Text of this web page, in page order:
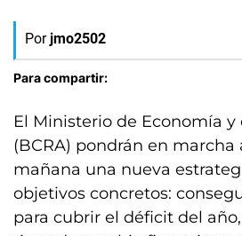
Por jmo2502
Para compartir:
El Ministerio de Economía y
(BCRA) pondrán en marcha
mañana una nueva
objetivos concretos:
para cubrir el déficit del